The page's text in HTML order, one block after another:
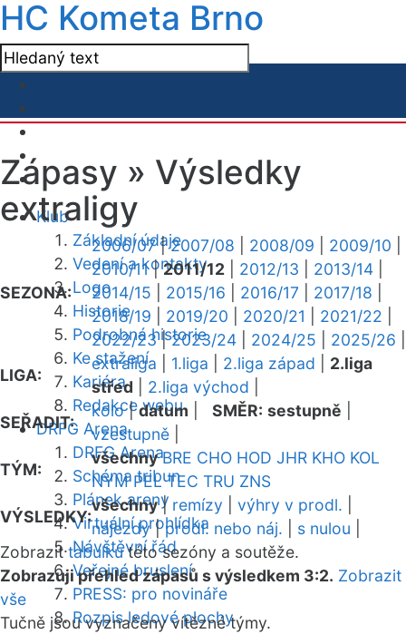
HC Kometa Brno
Klub
Základní údaje
Vedení a kontakty
Logo
Historie
Podrobná historie
Ke stažení
Kariéra
Redakce webu
DRFG Arena
DRFG Arena
Schéma tribun
Plánek areny
Virtuální prohlídka
Návštěvní řád
Veřejné bruslení
PRESS: pro novináře
Rozpis ledové plochy
Zápasy » Výsledky
extraligy
SEZONA:
2006/07|2007/08 2008/09 2009/10
2010/11|2011/12 2012/13 2013/14
2014/15
2015/16 2016/17 2017/18
2018/19
2019/20 2020/21 2021/22
2022/23|2023/24 2024/25 2025/26
LIGA:
extraliga 1.liga 2.liga západ
2.liga
střed
2.liga východ
SEŘADIT:
kolo|datum SMĚR: sestupně
vzestupně
TÝM:
všechny BRE CHO HOD JHR KHO KOL
NYM PEL TEC TRU ZNS
VÝSLEDKY:
všechny| remízy výhry v prodl.
nájezdy|prodl. nebo náj. s nulou
Zobrazittabulkutéto sezóny a soutěže.
Zobrazuji přehled zápasů s výsledkem 3:2. Zobrazit
vše
Tučně jsou vyznačeny vítězné týmy.